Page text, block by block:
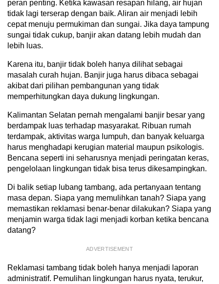
peran penting. Ketika kawasan resapan hilang, air hujan
tidak lagi terserap dengan baik. Aliran air menjadi lebih
cepat menuju permukiman dan sungai. Jika daya tampung
sungai tidak cukup, banjir akan datang lebih mudah dan
lebih luas.
Karena itu, banjir tidak boleh hanya dilihat sebagai
masalah curah hujan. Banjir juga harus dibaca sebagai
akibat dari pilihan pembangunan yang tidak
memperhitungkan daya dukung lingkungan.
Kalimantan Selatan pernah mengalami banjir besar yang
berdampak luas terhadap masyarakat. Ribuan rumah
terdampak, aktivitas warga lumpuh, dan banyak keluarga
harus menghadapi kerugian material maupun psikologis.
Bencana seperti ini seharusnya menjadi peringatan keras,
pengelolaan lingkungan tidak bisa terus dikesampingkan.
Di balik setiap lubang tambang, ada pertanyaan tentang
masa depan. Siapa yang memulihkan tanah? Siapa yang
memastikan reklamasi benar-benar dilakukan? Siapa yang
menjamin warga tidak lagi menjadi korban ketika bencana
datang?
ADVERTISEMENT
Reklamasi tambang tidak boleh hanya menjadi laporan
administratif. Pemulihan lingkungan harus nyata, terukur,